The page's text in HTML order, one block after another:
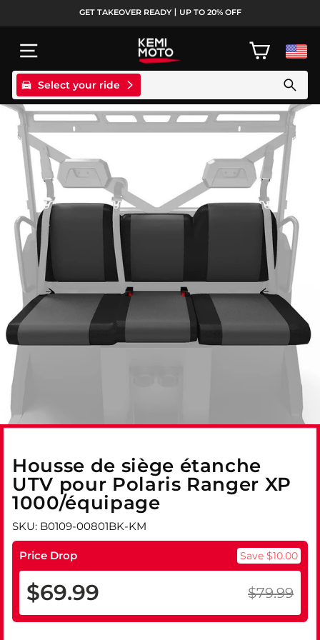
Pause
GET TAKEOVER READY丨UP TO 20% OFF
PANIER
Select your ride
Housse de siège étanche
UTV pour Polaris Ranger XP
1000/équipage
SKU: B0109-00801BK-KM
Price Drop Save $10.00
$69.99
Prix
régulier
$79.99
Prix
réduit